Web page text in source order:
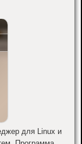
для Linux и